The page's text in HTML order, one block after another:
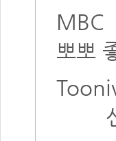
MBC
뽀뽀